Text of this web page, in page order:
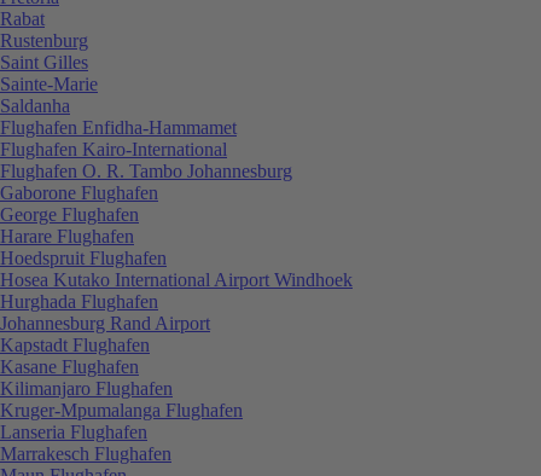
Rabat
Rustenburg
Saint Gilles
Sainte-Marie
Saldanha
Flughafen Enfidha-Hammamet
Flughafen Kairo-International
Flughafen O. R. Tambo Johannesburg
Gaborone Flughafen
George Flughafen
Harare Flughafen
Hoedspruit Flughafen
Hosea Kutako International Airport Windhoek
Hurghada Flughafen
Johannesburg Rand Airport
Kapstadt Flughafen
Kasane Flughafen
Kilimanjaro Flughafen
Kruger-Mpumalanga Flughafen
Lanseria Flughafen
Marrakesch Flughafen